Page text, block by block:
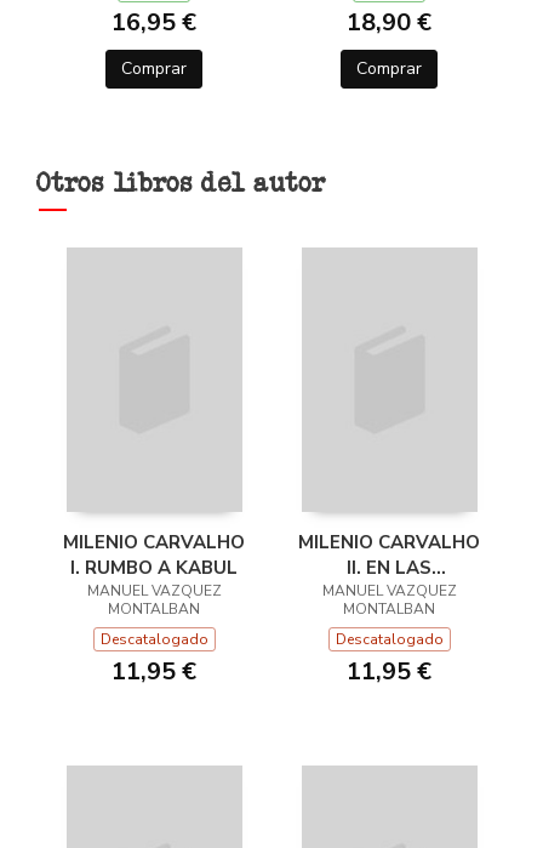
16,95 €
Comprar
18,90 €
Comprar
Otros libros del autor
MILENIO CARVALHO
I. RUMBO A KABUL
MANUEL VAZQUEZ
MONTALBAN
Descatalogado
11,95 €
MILENIO CARVALHO
II. EN LAS
ANTÍPODAS
MANUEL VAZQUEZ
MONTALBAN
Descatalogado
11,95 €